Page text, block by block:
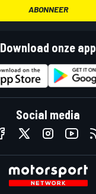
ABONNEER
Download onze app
Social media